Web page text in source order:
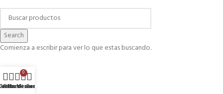
Search
Comienza a escribir para ver lo que estas buscando.
Filtersdeseados
0
de Compras
Mi cuenta